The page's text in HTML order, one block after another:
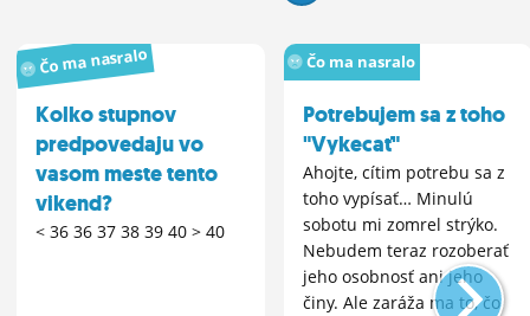
Čo ma nasralo
Kolko stupnov
predpovedaju vo
vasom meste tento
vikend?
< 36 36 37 38 39 40 > 40
Čo ma nasralo
Potrebujem sa z toho
"Vykecať"
Ahojte, cítim potrebu sa z
toho vypísať… Minulú
sobotu mi zomrel strýko.
Nebudem teraz rozoberať
jeho osobnosť ani jeho
činy. Ale zaráža ma to, čo